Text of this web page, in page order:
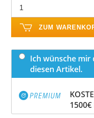
ZUM
Ich wünsche mir
diesen Artikel.